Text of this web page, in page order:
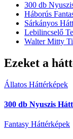
300 db
Háborús
Sárkányos
Lebilincselő
Walter Mitty
Ezeket a
Állatos Háttérképek
300 db Nyuszis
Fantasy Háttérképek